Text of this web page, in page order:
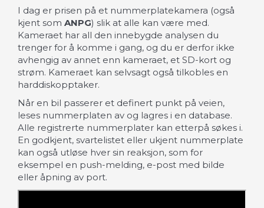
I dag er prisen på et nummerplatekamera (også
kjent som ANPG) slik at alle kan være med.
Kameraet har all den innebygde analysen du
trenger for å komme i gang, og du er derfor ikke
avhengig av annet enn kameraet, et SD-kort og
strøm. Kameraet kan selvsagt også tilkobles en
harddiskopptaker.
Når en bil passerer et definert punkt på veien,
leses nummerplaten av og lagres i en database.
Alle registrerte nummerplater kan etterpå søkes i.
En godkjent, svartelistet eller ukjent nummerplate
kan også utløse hver sin reaksjon, som for
eksempel en push-melding, e-post med bilde
eller åpning av port.